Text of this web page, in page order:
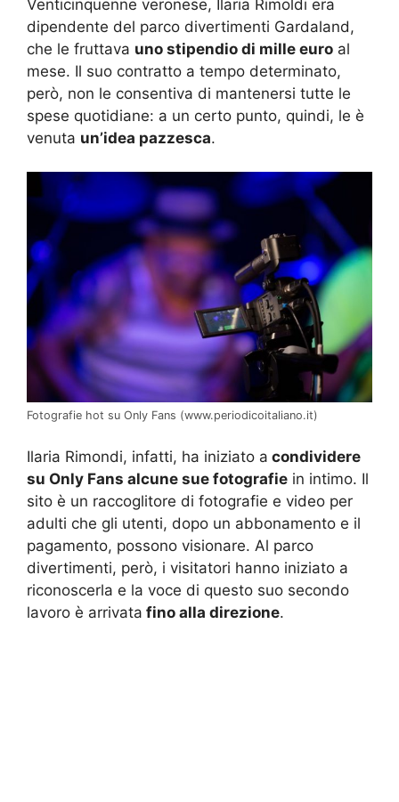
Venticinquenne veronese, Ilaria Rimoldi era
dipendente del parco divertimenti Gardaland,
che le fruttava uno stipendio di mille euro al
mese. Il suo contratto a tempo determinato,
però, non le consentiva di mantenersi tutte le
spese quotidiane: a un certo punto, quindi, le è
venuta un’idea pazzesca.
Fotografie hot su Only Fans (www.periodicoitaliano.it)
Ilaria Rimondi, infatti, ha iniziato a condividere
su Only Fans alcune sue fotografie in intimo. Il
sito è un raccoglitore di fotografie e video per
adulti che gli utenti, dopo un abbonamento e il
pagamento, possono visionare. Al parco
divertimenti, però, i visitatori hanno iniziato a
riconoscerla e la voce di questo suo secondo
lavoro è arrivata fino alla direzione.